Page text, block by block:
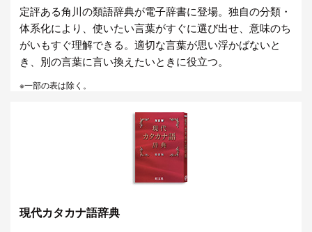
定評ある角川の類語辞典が電子辞書に登場。独自の分類・
体系化により、使いたい言葉がすぐに選び出せ、意味のち
がいもすぐ理解できる。適切な言葉が思い浮かばないと
き、別の言葉に言い換えたいときに役立つ。
※一部の表は除く。
現代カタカナ語辞典